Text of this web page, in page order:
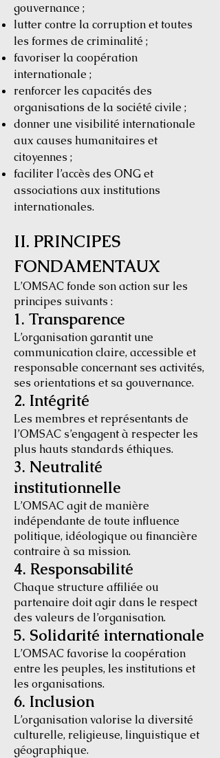
gouvernance ;
lutter contre la corruption et toutes
les formes de criminalité ;
favoriser la coopération
internationale ;
renforcer les capacités des
organisations de la société civile ;
donner une visibilité internationale
aux causes humanitaires et
citoyennes ;
faciliter l’accès des ONG et
associations aux institutions
internationales.
II. PRINCIPES
FONDAMENTAUX
L’OMSAC fonde son action sur les
principes suivants :
1. Transparence
L’organisation garantit une
communication claire, accessible et
responsable concernant ses activités,
ses orientations et sa gouvernance.
2. Intégrité
Les membres et représentants de
l’OMSAC s’engagent à respecter les
plus hauts standards éthiques.
3. Neutralité
institutionnelle
L’OMSAC agit de manière
indépendante de toute influence
politique, idéologique ou financière
contraire à sa mission.
4. Responsabilité
Chaque structure affiliée ou
partenaire doit agir dans le respect
des valeurs de l’organisation.
5. Solidarité internationale
L’OMSAC favorise la coopération
entre les peuples, les institutions et
les organisations.
6. Inclusion
L’organisation valorise la diversité
culturelle, religieuse, linguistique et
géographique.